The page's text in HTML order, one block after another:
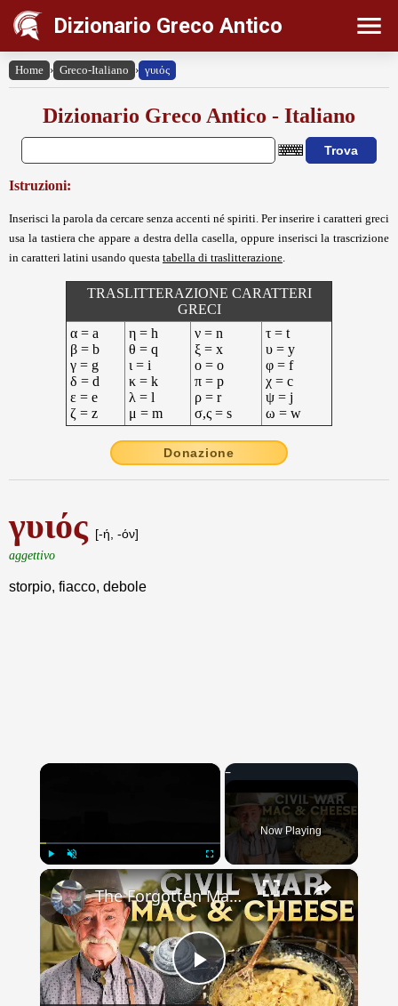
Dizionario Greco Antico
Home › Greco-Italiano › γυιός
Dizionario Greco Antico - Italiano
Istruzioni:
Inserisci la parola da cercare senza accenti né spiriti. Per inserire i caratteri greci
usa la tastiera che appare a destra della casella, oppure inserisci la trascrizione
in caratteri latini usando questa tabella di traslitterazione
TRASLITTERAZIONE CARATTERI
GRECI
α = a
β = b
γ = g
δ = d
ε = e
ζ = z
η = h
θ = q
ι = i
κ = k
λ = l
μ = m
ν = n
ξ = x
ο = o
π = p
ρ = r
σ,ς = s
τ = t
υ = y
φ = f
χ = c
ψ = j
ω = w
Donazione
γυιός [-ή, -όν]
aggettivo
storpio, fiacco, debole
×
Play Unmute Fullscreen
Now Playing
×
Play
The Forgotten Mac & Cheese That Fed Civil War Soldiers